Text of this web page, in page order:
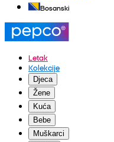
Bosanski
Letak
Kolekcije
Djeca
Žene
Kuća
Bebe
Muškarci